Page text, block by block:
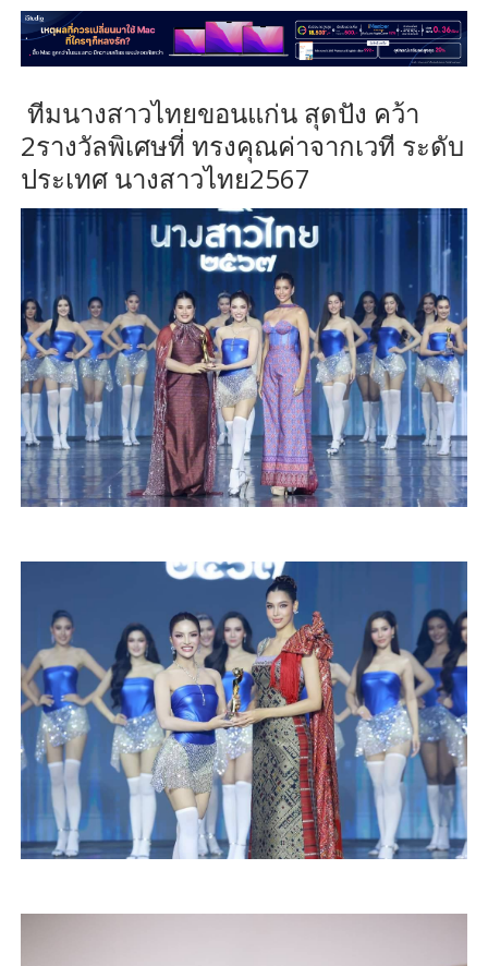
ทีมนางสาวไทยขอนแก่น สุดปัง คว้า
2รางวัลพิเศษที่ ทรงคุณค่าจากเวที ระดับ
ประเทศ นางสาวไทย2567